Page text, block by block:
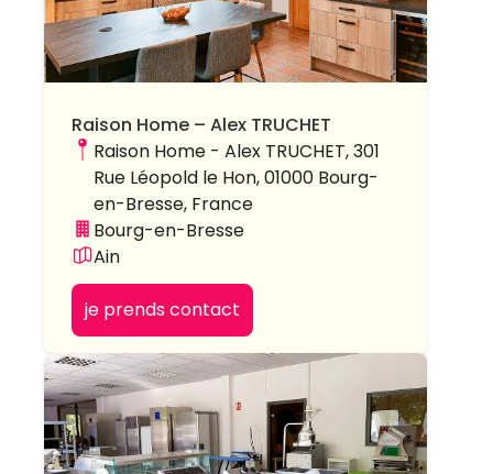
Raison Home – Alex TRUCHET
Raison Home - Alex TRUCHET, 301
Rue Léopold le Hon, 01000 Bourg-
en-Bresse, France
Bourg-en-Bresse
Ain
je prends contact